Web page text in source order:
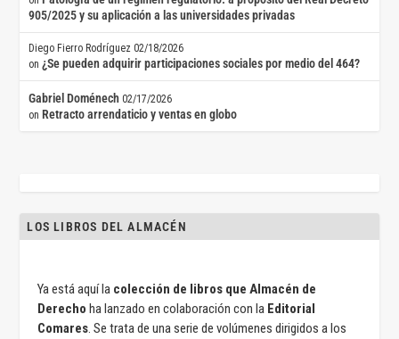
905/2025 y su aplicación a las universidades privadas
Diego Fierro Rodríguez 02/18/2026
on¿Se pueden adquirir participaciones sociales por medio del 464?
Gabriel Doménech 02/17/2026
on Retracto arrendaticio y ventas en globo
LOS LIBROS DEL ALMACÉN
Ya está aquí la colección de libros que Almacén de
Derecho ha lanzado en colaboración con la Editorial
Comares. Se trata de una serie de volúmenes dirigidos a los